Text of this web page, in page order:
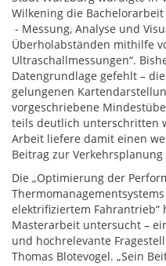
Wilkening die Bachelorarbeit
- Messung, Analyse und
Überholabständen mithilfe
Ultraschallmessungen“.
Datengrundlage gefehlt –
gelungenen
vorgeschriebene
teils deutlich unterschritten
Arbeit liefere damit einen
Beitrag zur
Die „Optimierung der
elektrifiziertem Fahrantrieb“
Masterarbeit untersucht –
und hochrelevante
Thomas Blotevogel. „Sein